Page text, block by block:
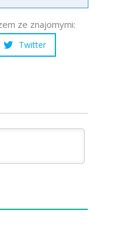
ze znajomymi:
Twitter